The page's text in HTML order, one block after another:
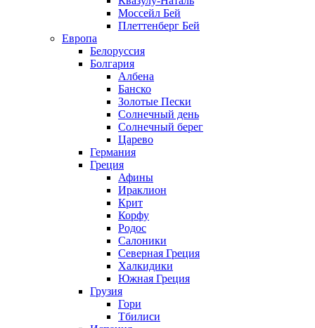
Моссейл Бей
Плеттенберг Бей
Европа
Белоруссия
Болгария
Албена
Банско
Золотые Пески
Солнечный день
Солнечный берег
Царево
Германия
Греция
Афины
Ираклион
Крит
Корфу
Родос
Салоники
Северная Греция
Халкидики
Южная Греция
Грузия
Гори
Тбилиси